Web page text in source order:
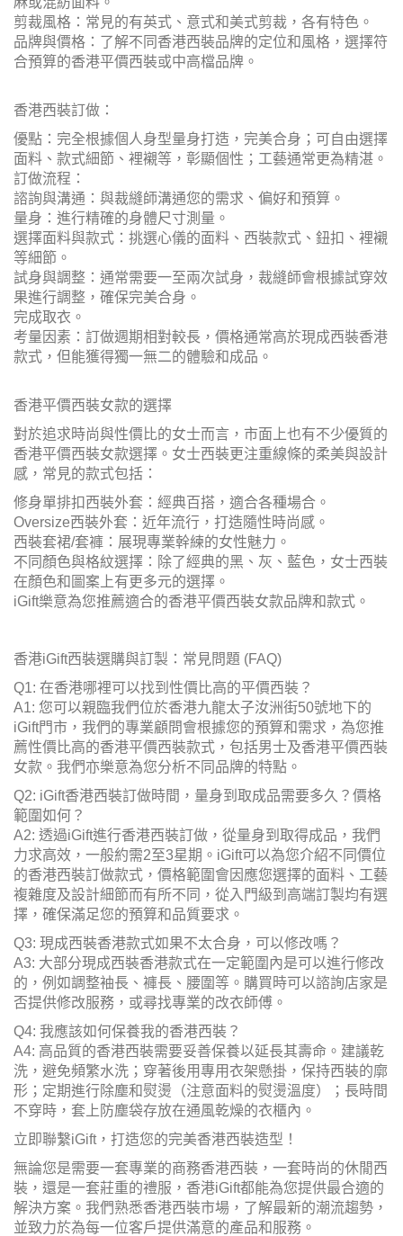
剪裁風格：常見的有英式、意式和美式剪裁，各有特色。
品牌與價格：了解不同香港西裝品牌的定位和風格，選擇符
合預算的香港平價西裝或中高檔品牌。
香港西裝訂做：
優點：完全根據個人身型量身打造，完美合身；可自由選擇
面料、款式細節、裡襯等，彰顯個性；工藝通常更為精湛。
訂做流程：
諮詢與溝通：與裁縫師溝通您的需求、偏好和預算。
量身：進行精確的身體尺寸測量。
選擇面料與款式：挑選心儀的面料、西裝款式、鈕扣、裡襯
等細節。
試身與調整：通常需要一至兩次試身，裁縫師會根據試穿效
果進行調整，確保完美合身。
完成取衣。
考量因素：訂做週期相對較長，價格通常高於現成西裝香港
款式，但能獲得獨一無二的體驗和成品。
香港平價西裝女款的選擇
對於追求時尚與性價比的女士而言，市面上也有不少優質的
香港平價西裝女款選擇。女士西裝更注重線條的柔美與設計
感，常見的款式包括：
修身單排扣西裝外套：經典百搭，適合各種場合。
Oversize西裝外套：近年流行，打造隨性時尚感。
西裝套裙/套褲：展現專業幹練的女性魅力。
不同顏色與格紋選擇：除了經典的黑、灰、藍色，女士西裝
在顏色和圖案上有更多元的選擇。
iGift樂意為您推薦適合的香港平價西裝女款品牌和款式。
香港iGift西裝選購與訂製：常見問題 (FAQ)
Q1: 在香港哪裡可以找到性價比高的平價西裝？
A1: 您可以親臨我們位於香港九龍太子汝洲街50號地下的
iGift門市，我們的專業顧問會根據您的預算和需求，為您推
薦性價比高的香港平價西裝款式，包括男士及香港平價西裝
女款。我們亦樂意為您分析不同品牌的特點。
Q2: iGift香港西裝訂做時間，量身到取成品需要多久？價格
範圍如何？
A2: 透過iGift進行香港西裝訂做，從量身到取得成品，我們
力求高效，一般約需2至3星期。iGift可以為您介紹不同價位
的香港西裝訂做款式，價格範圍會因應您選擇的面料、工藝
複雜度及設計細節而有所不同，從入門級到高端訂製均有選
擇，確保滿足您的預算和品質要求。
Q3: 現成西裝香港款式如果不太合身，可以修改嗎？
A3: 大部分現成西裝香港款式在一定範圍內是可以進行修改
的，例如調整袖長、褲長、腰圍等。購買時可以諮詢店家是
否提供修改服務，或尋找專業的改衣師傅。
Q4: 我應該如何保養我的香港西裝？
A4: 高品質的香港西裝需要妥善保養以延長其壽命。建議乾
洗，避免頻繁水洗；穿著後用專用衣架懸掛，保持西裝的廓
形；定期進行除塵和熨燙（注意面料的熨燙溫度）；長時間
不穿時，套上防塵袋存放在通風乾燥的衣櫃內。
立即聯繫iGift，打造您的完美香港西裝造型！
無論您是需要一套專業的商務香港西裝，一套時尚的休閒西
裝，還是一套莊重的禮服，香港iGift都能為您提供最合適的
解決方案。我們熟悉香港西裝市場，了解最新的潮流趨勢，
並致力於為每一位客戶提供滿意的產品和服務。